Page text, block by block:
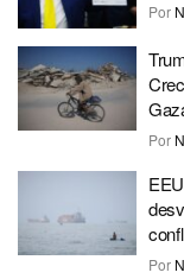
Por
Por
Por